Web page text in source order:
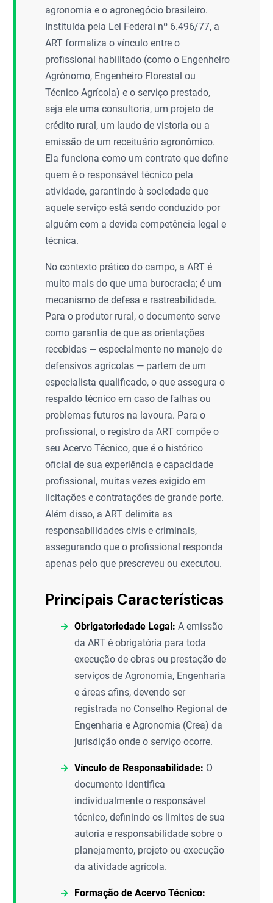
agronomia e o agronegócio brasileiro.
Instituída pela Lei Federal nº 6.496/77, a
ART formaliza o vínculo entre o
profissional habilitado (como o Engenheiro
Agrônomo, Engenheiro Florestal ou
Técnico Agrícola) e o serviço prestado,
seja ele uma consultoria, um projeto de
crédito rural, um laudo de vistoria ou a
emissão de um receituário agronômico.
Ela funciona como um contrato que define
quem é o responsável técnico pela
atividade, garantindo à sociedade que
aquele serviço está sendo conduzido por
alguém com a devida competência legal e
técnica.
No contexto prático do campo, a ART é
muito mais do que uma burocracia; é um
mecanismo de defesa e rastreabilidade.
Para o produtor rural, o documento serve
como garantia de que as orientações
recebidas — especialmente no manejo de
defensivos agrícolas — partem de um
especialista qualificado, o que assegura o
respaldo técnico em caso de falhas ou
problemas futuros na lavoura. Para o
profissional, o registro da ART compõe o
seu Acervo Técnico, que é o histórico
oficial de sua experiência e capacidade
profissional, muitas vezes exigido em
licitações e contratações de grande porte.
Além disso, a ART delimita as
responsabilidades civis e criminais,
assegurando que o profissional responda
apenas pelo que prescreveu ou executou.
Principais Características
Obrigatoriedade Legal: A emissão
da ART é obrigatória para toda
execução de obras ou prestação de
serviços de Agronomia, Engenharia
e áreas afins, devendo ser
registrada no Conselho Regional de
Engenharia e Agronomia (Crea) da
jurisdição onde o serviço ocorre.
Vínculo de Responsabilidade: O
documento identifica
individualmente o responsável
técnico, definindo os limites de sua
autoria e responsabilidade sobre o
planejamento, projeto ou execução
da atividade agrícola.
Formação de Acervo Técnico: